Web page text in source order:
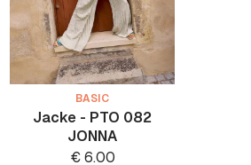
BASIC
Jacke - PTO 082
JONNA
€6.00